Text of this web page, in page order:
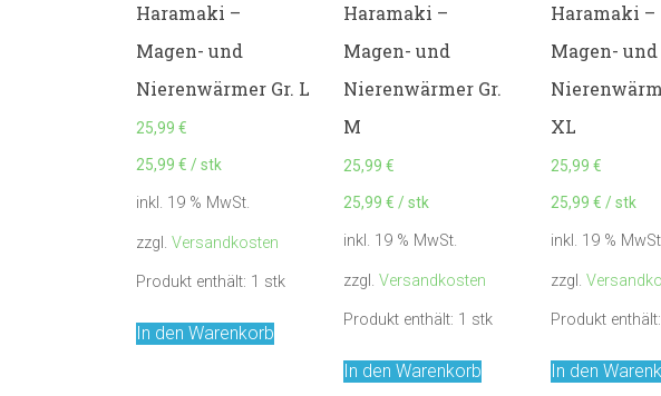
Haramaki –
Magen- und
Nierenwärmer Gr. L
25,99 €
25,99 € / stk
inkl. 19 % MwSt.
zzgl. Versandkosten
Produkt enthält: 1 stk
In den Warenkorb
Haramaki –
Magen- und
Nierenwärmer Gr.
M
25,99€
25,99€ /stk
inkl. 19 % MwSt.
zzgl.Versandkosten
Produkt enthält: 1 stk
In den Warenkorb
Haramaki –
Magen- und
XL
25,99€
25,99€ /stk
inkl. 19 %
zzgl.
Produkt enthält:
In den